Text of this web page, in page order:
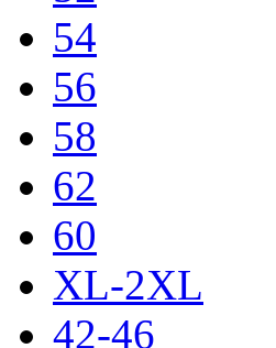
54
56
58
62
60
XL-2XL
42-46